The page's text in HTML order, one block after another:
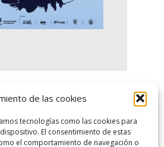
de las cookies
tecnologías como las cookies para
El consentimiento de estas
el comportamiento de navegación o